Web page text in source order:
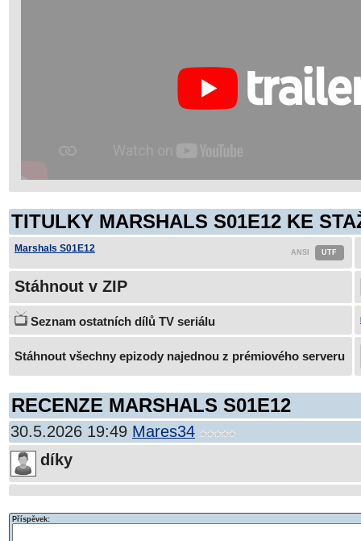
TITULKY MARSHALS S01E12 KE
Marshals S01E12
Stáhnout v ZIP
Seznam ostatních dílů TV seriálu
Stáhnout všechny epizody najednou z prémiového serveru
RECENZE MARSHALS S01E12
30.5.2026 19:49 Mares34
díky
Příspěvek: